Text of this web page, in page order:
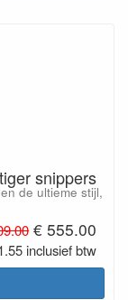
snippers
de ultieme stijl,
€ 555.00
inclusief btw